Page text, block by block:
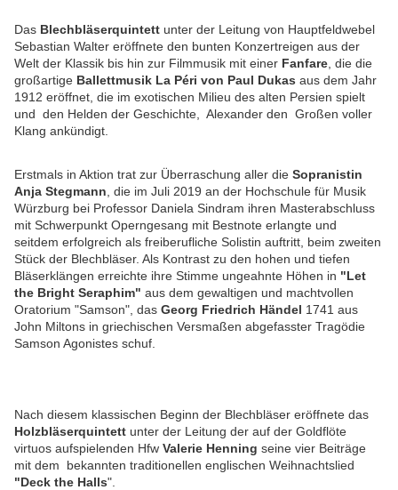
Das Blechbläserquintett unter der Leitung von Hauptfeldwebel
Sebastian Walter eröffnete den bunten Konzertreigen aus der
Welt der Klassik bis hin zur Filmmusik mit einer Fanfare , die die
großartige Ballettmusik La Péri von Paul Dukas aus dem Jahr
1912 eröffnet, die im exotischen Milieu des alten Persien spielt
und den Helden der Geschichte, Alexander den Großen voller
Klang ankündigt.
Erstmals in Aktion trat zur Überraschung aller die Sopranistin
Anja Stegmann , die im Juli 2019 an der Hochschule für Musik
Würzburg bei Professor Daniela Sindram ihren Masterabschluss
mit Schwerpunkt Operngesang mit Bestnote erlangte und
seitdem erfolgreich als freiberufliche Solistin auftritt, beim zweiten
Stück der Blechbläser. Als Kontrast zu den hohen und tiefen
Bläserklängen erreichte ihre Stimme ungeahnte Höhen in "Let
the Bright Seraphim" aus dem gewaltigen und machtvollen
Oratorium "Samson", das Georg Friedrich Händel 1741 aus
John Miltons in griechischen Versmaßen abgefasster Tragödie
Samson Agonistes schuf.
Nach diesem klassischen Beginn der Blechbläser eröffnete das
Holzbläserquintett unter der Leitung der auf der Goldflöte
virtuos aufspielenden Hfw Valerie Henning seine vier Beiträge
mit dem
bekannten traditionellen englischen Weihnachtslied
"Deck the Halls".